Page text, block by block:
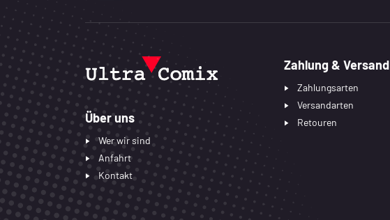
Über uns
Wer wir sind
Anfahrt
Kontakt
Zahlung & Versand
Zahlungsarten
Versandarten
Retouren